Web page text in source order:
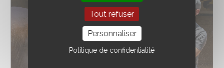
Tout refuser
Personnaliser
Politique de confidentialité